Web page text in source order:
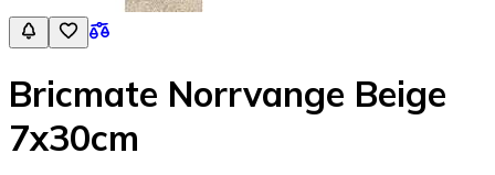
Bricmate Norrvange Beige
7x30cm